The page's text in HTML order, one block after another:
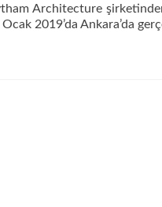
Girişim
Modeli
Architecture
2019’da Ankara’da